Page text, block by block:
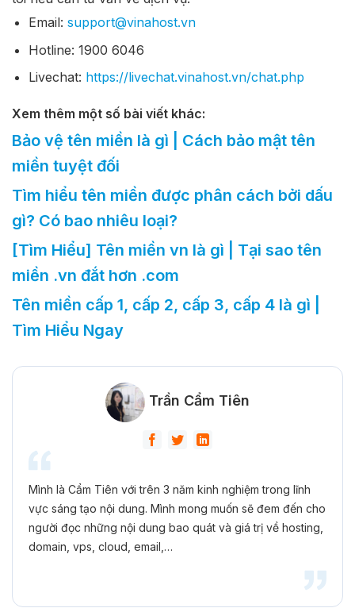
Email: support@vinahost.vn
Hotline: 1900 6046
Livechat: https://livechat.vinahost.vn/chat.php
Xem thêm một số bài viết khác:
Bảo vệ tên miền là gì | Cách bảo mật tên
miền tuyệt đối
Tìm hiểu tên miền được phân cách bởi dấu
gì? Có bao nhiêu loại?
[Tìm Hiểu] Tên miền vn là gì | Tại sao tên
miền .vn đắt hơn .com
Tên miền cấp 1, cấp 2, cấp 3, cấp 4 là gì |
Tìm Hiểu Ngay
Trần Cẩm Tiên
Mình là Cẩm Tiên với trên 3 năm kinh nghiệm trong lĩnh
vực sáng tạo nội dung. Mình mong muốn sẽ đem đến cho
người đọc những nội dung bao quát và giá trị về hosting,
domain, vps, cloud, email,…